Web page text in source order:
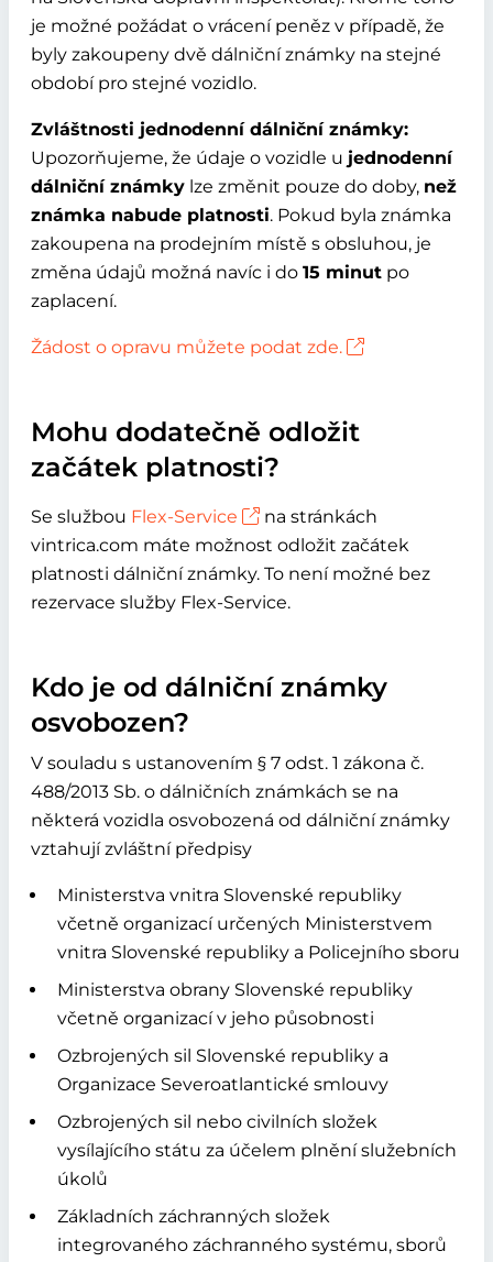
je možné požádat o vrácení peněz v případě, že
byly zakoupeny dvě dálniční známky na stejné
období pro stejné vozidlo.
Zvláštnosti jednodenní dálniční známky:
Upozorňujeme, že údaje o vozidle u jednodenní
dálniční známky lze změnit pouze do doby, než
známka nabude platnosti. Pokud byla známka
zakoupena na prodejním místě s obsluhou, je
změna údajů možná navíc i do 15 minut po
zaplacení.
Žádost o opravu můžete podat zde.
Mohu dodatečně odložit
začátek platnosti?
Se službou Flex-Service
na stránkách
vintrica.com máte možnost odložit začátek
platnosti dálniční známky. To není možné bez
rezervace služby Flex-Service.
Kdo je od dálniční známky
osvobozen?
V souladu s ustanovením § 7 odst. 1 zákona č.
488/2013 Sb. o dálničních známkách se na
některá vozidla osvobozená od dálniční známky
vztahují zvláštní předpisy
Ministerstva vnitra Slovenské republiky
včetně organizací určených Ministerstvem
vnitra Slovenské republiky a Policejního sboru
Ministerstva obrany Slovenské republiky
včetně organizací v jeho působnosti
Ozbrojených sil Slovenské republiky a
Organizace Severoatlantické smlouvy
Ozbrojených sil nebo civilních složek
vysílajícího státu za účelem plnění služebních
úkolů
Základních záchranných složek
integrovaného záchranného systému, sborů